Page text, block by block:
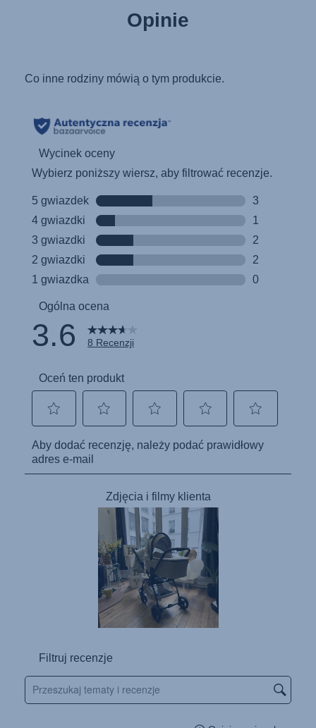
Brugerinstruktioner (Dansk)
Kasutusjuhend (Eesti keel)
Οδηγίες χρήσης (Ελληνική γλώσσα)
Használati útmutató (Magyar nyelv)
Lietošanas instrukcija (Latviešu valoda)
Naudojimo instrukcija (Lietuvių kalba)
Monteringsanvisning (Norsk)
Instrucţiuni de utilizare (Limba română)
Uputstvo za korišcenje (Srpski)
Navodila za uporabo (Slovenščina)
Bruksanvisning (Svenska)
Kullanım talimatı (Türkçe)
Opinie